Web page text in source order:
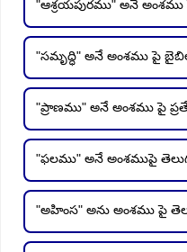
"ఆశ్రయపురము" అనే అంశము
"సమృద్ధి" అనే అంశము పై
"ప్రాణము" అనే అంశము పై
"ఫలము" అనే అంశముపై
"అహింస" అను అంశము పై